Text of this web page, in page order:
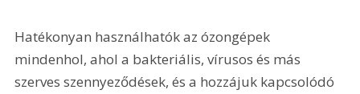
Hatékonyan használhatók az ózongépek
mindenhol, ahol a bakteriális, vírusos és más
szerves szennyeződések, és a hozzájuk kapcsolódó